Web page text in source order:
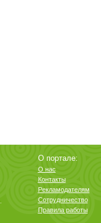
О портале:
О нас
Контакты
Рекламодателям
Сотрудничество
Правила работы